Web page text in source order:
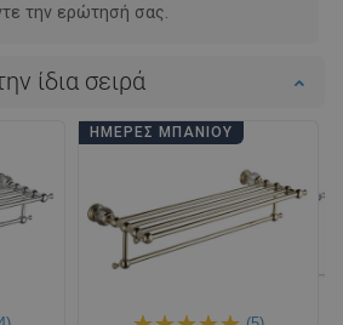
την ερώτησή σας.
ίδια σειρά
ΗΜΈΡΕΣ ΜΠΆΝΙΟΥ